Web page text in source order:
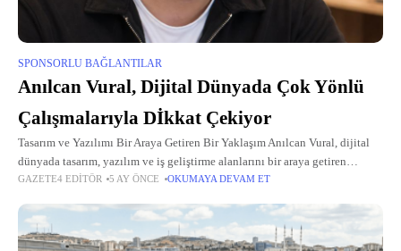
SPONSORLU BAĞLANTILAR
Anılcan Vural, Dijital Dünyada Çok Yönlü
Çalışmalarıyla Dİkkat Çekiyor
Tasarım ve Yazılımı Bir Araya Getiren Bir Yaklaşım Anılcan Vural, dijital
dünyada tasarım, yazılım ve iş geliştirme alanlarını bir araya getiren
çalışmalarıyla öne çıkan genç girişimciler arasında yer alıyor. Üretim
GAZETE4 EDITÖR 5 AY ÖNCE OKUMAYA DEVAM ET